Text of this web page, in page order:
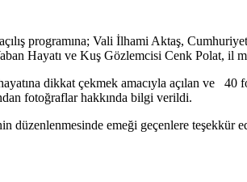
programına; Vali İlhami Aktaş,
Hayatı ve Kuş Gözlemcisi Cenk Polat, il
dikkat çekmek amacıyla açılan ve
fotoğraflar hakkında bilgi verildi.
emeği geçenlere teşekkür